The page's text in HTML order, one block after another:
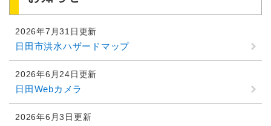
2026年7月31日更新
日田市洪水ハザードマップ
2026年6月24日更新
日田Webカメラ
2026年6月3日更新